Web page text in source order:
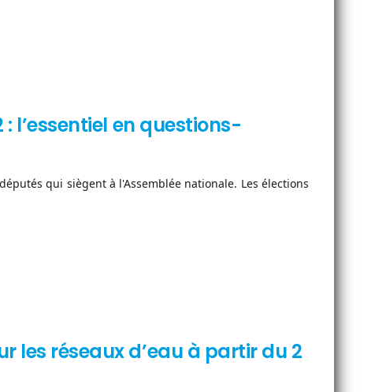
l’essentiel en questions-
qui siègent à l'Assemblée nationale. Les élections
les réseaux d’eau à partir du 2